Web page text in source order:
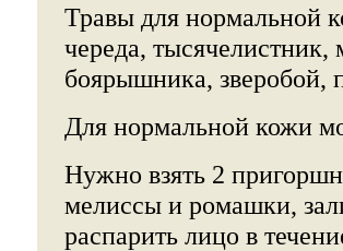
Травы для нормальной
череда,
боярышника, зверобой,
Для нормальной кожи
Нужно взять 2
мелиссы и ромашки,
распарить лицо в